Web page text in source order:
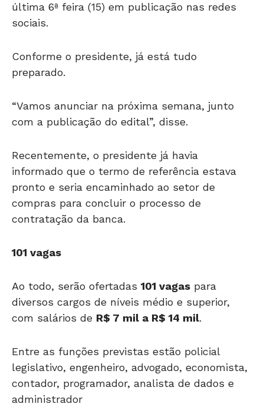
última 6ª feira (15) em publicação nas redes
sociais.
Conforme o presidente, já está tudo
preparado.
“Vamos anunciar na próxima semana, junto
com a publicação do edital”, disse.
Recentemente, o presidente já havia
informado que o termo de referência estava
pronto e seria encaminhado ao setor de
compras para concluir o processo de
contratação da banca.
101 vagas
Ao todo, serão ofertadas 101 vagas para
diversos cargos de níveis médio e superior,
com salários de R$ 7 mil a R$ 14 mil.
Entre as funções previstas estão policial
legislativo, engenheiro, advogado, economista,
contador, programador, analista de dados e
administrador